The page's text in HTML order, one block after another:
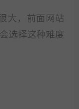
大，前面网站
选择这种难度